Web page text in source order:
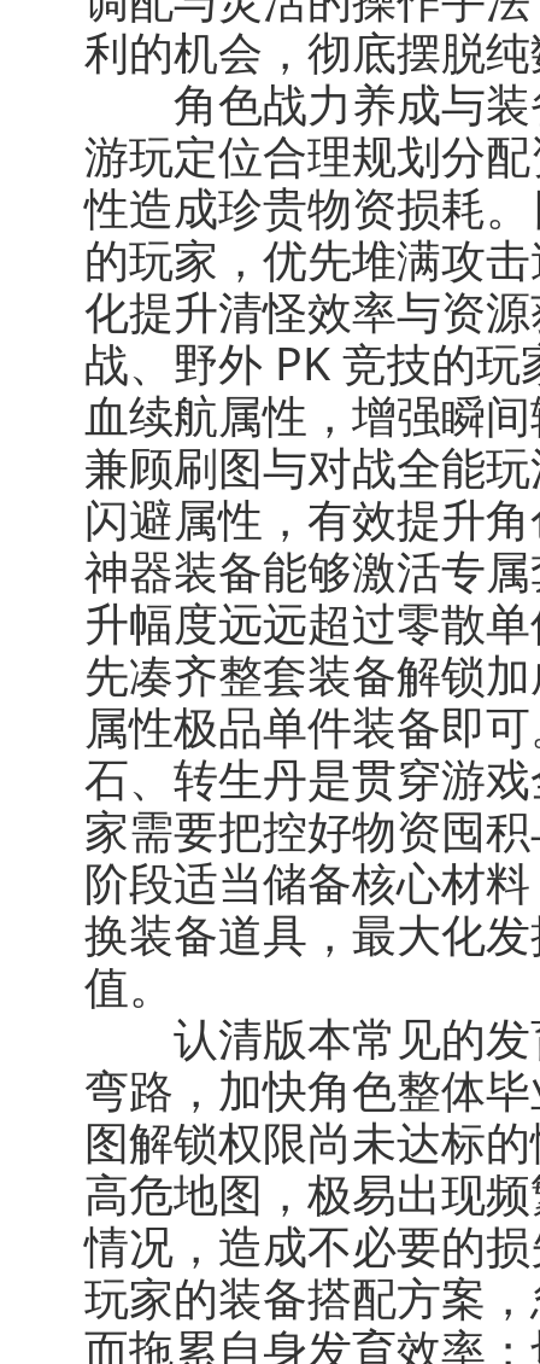
利的机会，彻底摆脱
角色战力养成与装
游玩定位合理规划分
性造成珍贵物资损耗
的玩家，优先堆满攻
化提升清怪效率与资
战、野外 PK 竞技的
血续航属性，增强瞬
兼顾刷图与对战全能
闪避属性，有效提升
神器装备能够激活专
升幅度远远超过零散
先凑齐整套装备解锁
属性极品单件装备即
石、转生丹是贯穿游
家需要把控好物资囤
阶段适当储备核心材
换装备道具，最大化
值。
认清版本常见的发
弯路，加快角色整体
图解锁权限尚未达标
高危地图，极易出现
情况，造成不必要的
玩家的装备搭配方案
而拖累自身发育效率